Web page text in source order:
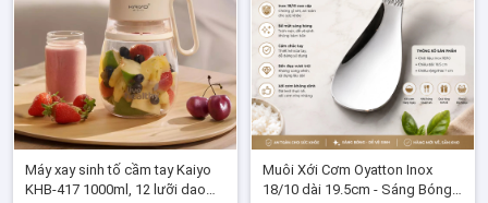
Máy xay sinh tố cầm tay Kaiyo
KHB-417 1000ml, 12 lưỡi dao
Muôi Xới Cơm Oyatton Inox
18/10 dài 19.5cm - Sáng Bóng,